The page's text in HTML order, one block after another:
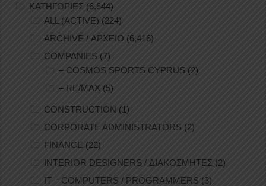
ΚΑΤΗΓΟΡΙΕΣ (6,644)
ALL (ACTIVE) (224)
ARCHIVE / ΑΡΧΕΙΟ (6,416)
COMPANIES (7)
– COSMOS SPORTS CYPRUS (2)
– RE/MAX (5)
CONSTRUCTION (1)
CORPORATE ADMINISTRATORS (2)
FINANCE (22)
INTERIOR DESIGNERS / ΔΙΑΚΟΣΜΗΤΕΣ (2)
IT – COMPUTERS / PROGRAMMERS (3)